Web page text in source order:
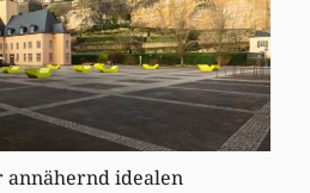
annähernd idealen